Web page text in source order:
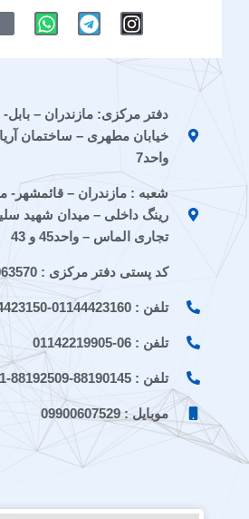
n
t
r
a
e
a
m
h
p
p
دفتر مرکزی: مازندران –
خیابان مطهری – ساختمان
واحد7
شعبه : مازندران – قائمشهر-
رینگ داخلی – میدان شهید
تجاری الماس – واحد45 و 43
کد پستی دفتر مرکزی : 4714963570
تلفن : 01144423160-01144423150
تلفن : 06-01142219905
تلفن : 88190145-88192509-021
موبایل : 09900607529